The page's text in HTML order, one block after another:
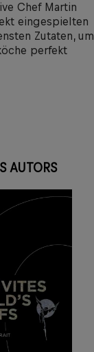
Chef Martin
eingespielten
Zutaten, um
perfekt
AUTORS